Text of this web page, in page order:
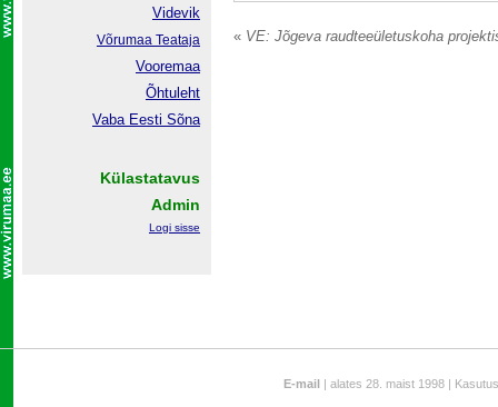
« VE: Jõgeva raudteeületuskoha
Videvik
Võrumaa Teataja
Vooremaa
Õhtuleht
Vaba Eesti Sõna
Külastatavus
Admin
Logi sisse
E-mail | alates 28. maist 1998 |